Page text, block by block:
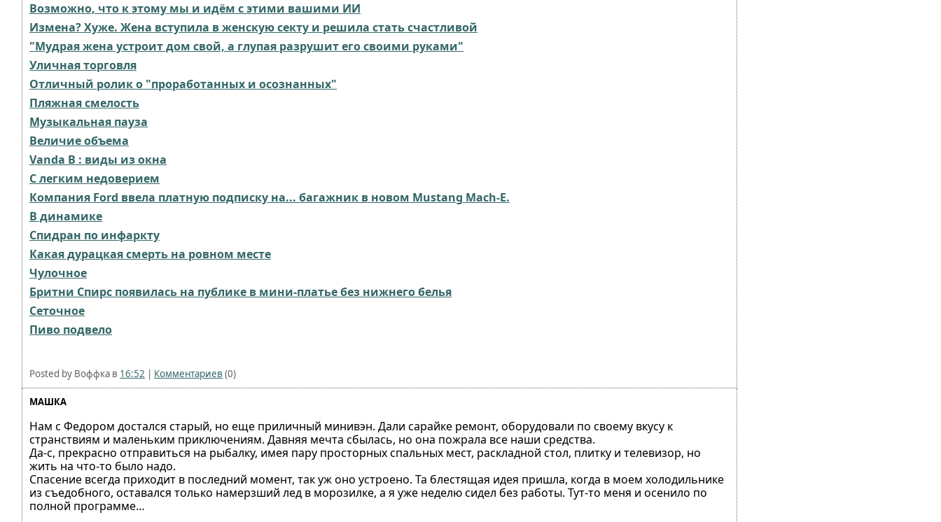
Возможно, что к этому мы и идём с этими вашими ИИ⁠⁠
Измена? Хуже. Жена вступила в женскую секту и решила стать счастливой
"Мудрая жена устроит дом свой, а глупая разрушит его своими руками"
Уличная торговля
Отличный ролик о "проработанных и осознанных"⁠⁠
Пляжная смелость
Музыкальная пауза
Величие объема
Vanda B : виды из окна
С легким недоверием
Компания Ford ввела платную подписку на... багажник в новом Mustang Mach-E.
В динамике
Спидран по инфаркту
Какая дурацкая смерть на ровном месте
Чулочное
Бритни Спирс появилась на публике в мини-платье без нижнего белья
Сеточное
Пиво подвело
Posted by Воффка в 16:52 | Комментариев (0)
МАШКА
Нам с Федором достался старый, но еще приличный минивэн. Дали сарайке ремонт, оборудовали по своему вкусу к
странствиям и маленьким приключениям. Давняя мечта сбылась, но она пожрала все наши средства.
Да-с, прекрасно отправиться на рыбалку, имея пару просторных спальных мест, раскладной стол, плитку и телевизор, но
жить на что-то было надо.
Спасение всегда приходит в последний момент, так уж оно устроено. Та блестящая идея пришла, когда в моем холодильнике
из съедобного, оставался только намерзший лед в морозилке, а я уже неделю сидел без работы. Тут-то меня и осенило по
полной программе…